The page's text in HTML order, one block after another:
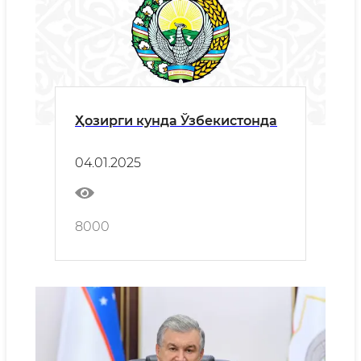
Ҳозирги кунда Ўзбекистонда
04.01.2025
8000